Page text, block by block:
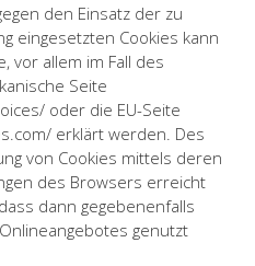
den Einsatz der zu
eingesetzten Cookies kann
vor allem im Fall des
Seite
oder die EU-Seite
erklärt werden. Des
von Cookies mittels deren
des Browsers erreicht
dann gegebenenfalls
genutzt